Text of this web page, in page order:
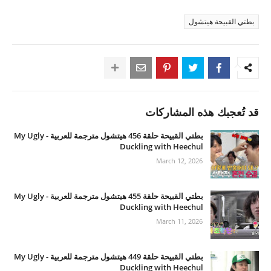
بطتي القبيحة هيتشول
قد تُعجبك هذه المشاركات
بطتي القبيحة حلقة 456 هيتشول مترجمة للعربية - My Ugly
Duckling with Heechul
March 12, 2026
بطتي القبيحة حلقة 455 هيتشول مترجمة للعربية - My Ugly
Duckling with Heechul
March 11, 2026
بطتي القبيحة حلقة 449 هيتشول مترجمة للعربية - My Ugly
Duckling with Heechul